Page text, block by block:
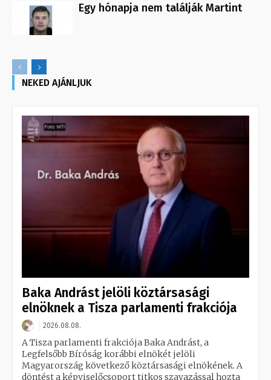
Egy hónapja nem találják Martint
NEKED AJÁNLJUK
Baka Andrást jelöli köztársasági
elnöknek a Tisza parlamenti frakciója
2026.08.08.
A Tisza parlamenti frakciója Baka Andrást, a
Legfelsőbb Bíróság korábbi elnökét jelöli
Magyarország következő köztársasági elnökének. A
döntést a képviselőcsoport titkos szavazással hozta